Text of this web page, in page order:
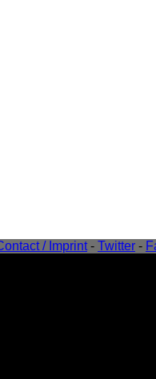
/ Imprint- Twitter -